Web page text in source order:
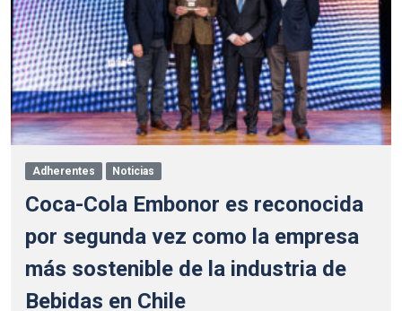
Adherentes Noticias
Coca-Cola Embonor es reconocida
por segunda vez como la empresa
más sostenible de la industria de
Bebidas en Chile